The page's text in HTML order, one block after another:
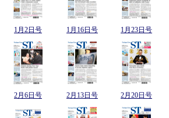
1月2日号 1月16日号 1月23日号
2月6日号 2月13日号 2月20日号